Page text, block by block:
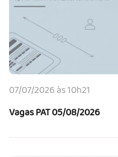
07/07/2026 às 10h21
Vagas PAT 05/08/2026